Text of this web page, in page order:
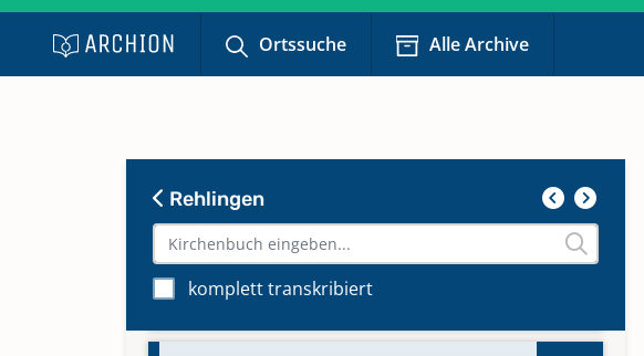
Ortssuche Alle Archive
Rehlingen
komplett transkribiert
Keine verfügbaren Digitalisate
Abendmahl 1966 - 2023
Keine verfügbaren Digitalisate